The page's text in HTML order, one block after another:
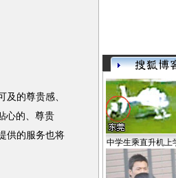
及的尊贵感、
心的、尊贵
供的服务也将
中学生乘直升机上